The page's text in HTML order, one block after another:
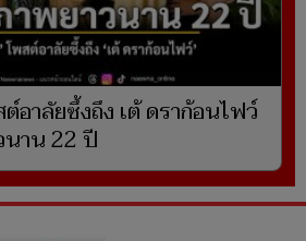
าลัยซึ้งถึง เต้ ดราก้อนไฟว์
าน 22 ปี